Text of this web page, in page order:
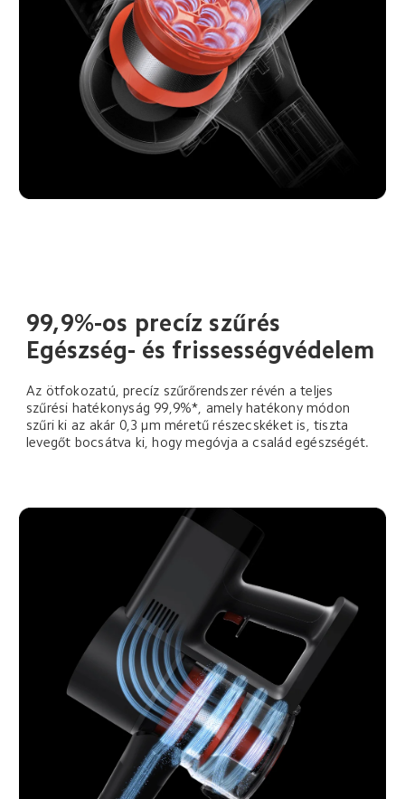
99,9%-os precíz szűrés
Egészség- és frissességvédelem
Az ötfokozatú, precíz szűrőrendszer révén a teljes
szűrési hatékonyság 99,9%*, amely hatékony módon
szűri ki az akár 0,3 μm méretű részecskéket is, tiszta
levegőt bocsátva ki, hogy megóvja a család egészségét.